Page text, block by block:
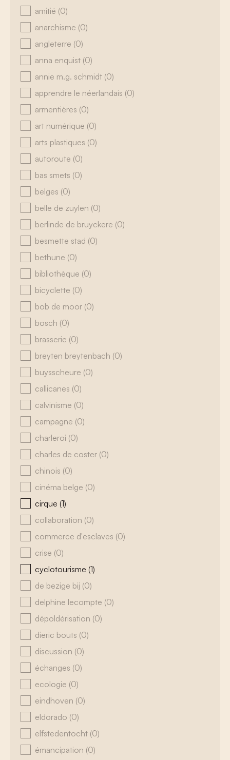
amitié (0)
anarchisme (0)
angleterre (0)
anna enquist (0)
annie m.g. schmidt (0)
apprendre le néerlandais (0)
armentières (0)
art numérique (0)
arts plastiques (0)
autoroute (0)
bas smets (0)
belges (0)
belle de zuylen (0)
berlinde de bruyckere (0)
besmette stad (0)
bethune (0)
bibliothèque (0)
bicyclette (0)
bob de moor (0)
bosch (0)
brasserie (0)
breyten breytenbach (0)
buysscheure (0)
callicanes (0)
calvinisme (0)
campagne (0)
charleroi (0)
charles de coster (0)
chinois (0)
cinéma belge (0)
cirque (1)
collaboration (0)
commerce d'esclaves (0)
crise (0)
cyclotourisme (1)
de bezige bij (0)
delphine lecompte (0)
dépoldérisation (0)
dieric bouts (0)
discussion (0)
échanges (0)
ecologie (0)
eindhoven (0)
eldorado (0)
elfstedentocht (0)
émancipation (0)